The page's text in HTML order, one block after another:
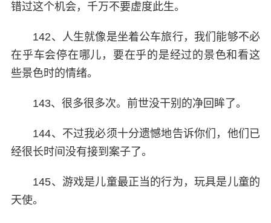
错过这个机会，千万不要虚度此生。
142、人生就像是坐着公车旅行，我们能够不必
在乎车会停在哪儿，要在乎的是经过的景色和看这
些景色时的情绪。
143、很多很多次。前世没干别的净回眸了。
144、不过我必须十分遗憾地告诉你们，他们已
经很长时间没有接到案子了。
145、游戏是儿童最正当的行为，玩具是儿童的
天使。